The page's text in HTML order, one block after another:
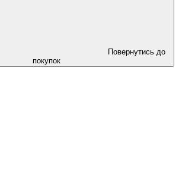
Повернутись до
покупок